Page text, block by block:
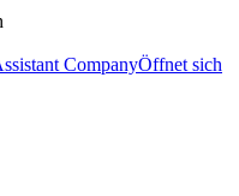
CompanyÖffnet sich